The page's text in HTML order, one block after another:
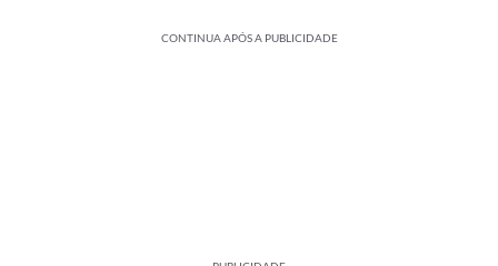
CONTINUA APÓS A PUBLICIDADE